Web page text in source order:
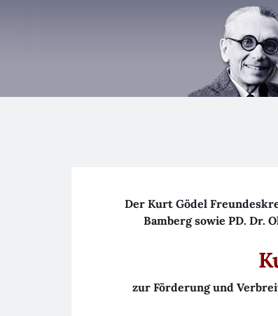
Der Kurt Gödel
Bamberg sowie PD. Dr.
zur Förderung und